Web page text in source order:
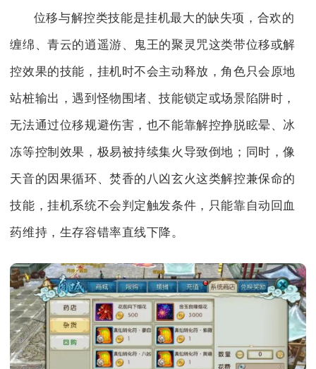
位移与解控类技能是挂机最大的缺失项，合欢的
缠绵、青云的逍遥游、鬼王的聚灵咒这类带位移或解
控效果的技能，挂机时不会主动释放，角色只会原地
站桩输出，遇到怪物围堵、技能锁定或场景陷阱时，
无法通过位移规避伤害，也不能靠解控挣脱眩晕、冰
冻等控制效果，极易被持续集火导致倒地；同时，像
天音的因果循环、焚香的八凶玄火这类解控兼保命的
技能，挂机系统不会判定触发条件，只能靠自动回血
药维持，生存容错率直线下降。